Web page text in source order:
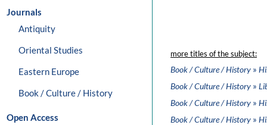
Journals
Antiquity
Oriental Studies
Eastern Europe
Book / Culture / History
Open Access
more titles of the subject:
Book / Culture / History »
Book / Culture / History »
Book / Culture / History »
Book / Culture / History »